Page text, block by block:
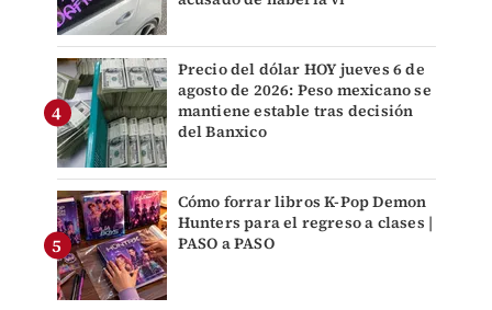
Precio del dólar HOY jueves 6 de
agosto de 2026: Peso mexicano se
mantiene estable tras decisión
del Banxico
Cómo forrar libros K-Pop Demon
Hunters para el regreso a clases |
PASO a PASO